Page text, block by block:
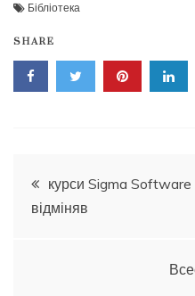
Бібліотека
SHARE
Навігація
записів
курси Sigma
відміняв